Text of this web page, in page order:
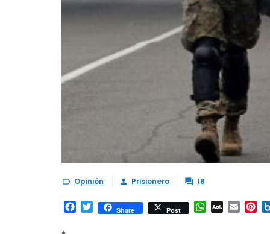
 Opinión  Prisionero  18
Facebook
TwitterShare Post WhatsApp
AOL Email